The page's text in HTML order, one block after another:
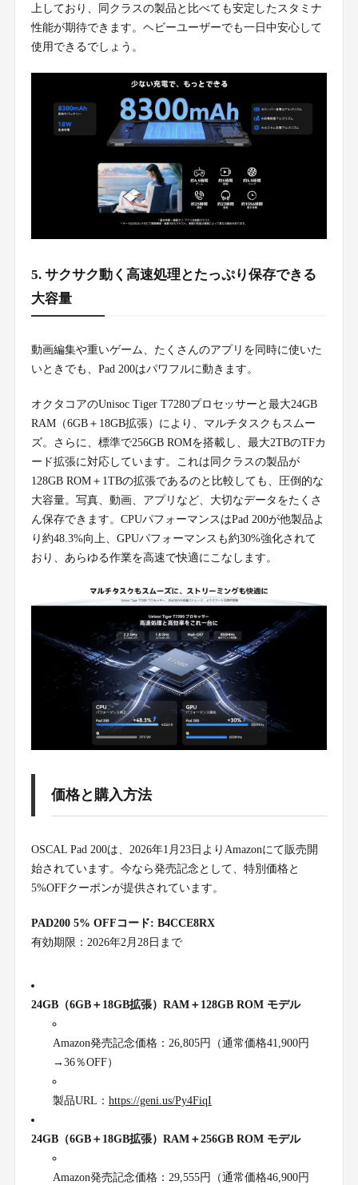
上しており、同クラスの製品と比べても安定したスタミナ
性能が期待できます。ヘビーユーザーでも一日中安心して
使用できるでしょう。
5. サクサク動く高速処理とたっぷり保存できる
大容量
動画編集や重いゲーム、たくさんのアプリを同時に使いた
いときでも、Pad 200はパワフルに動きます。
オクタコアのUnisoc Tiger T7280プロセッサーと最大24GB
RAM（6GB＋18GB拡張）により、マルチタスクもスムー
ズ。さらに、標準で256GB ROMを搭載し、最大2TBのTFカ
ード拡張に対応しています。これは同クラスの製品が
128GB ROM＋1TBの拡張であるのと比較しても、圧倒的な
大容量。写真、動画、アプリなど、大切なデータをたくさ
ん保存できます。CPUパフォーマンスはPad 200が他製品よ
り約48.3%向上、GPUパフォーマンスも約30%強化されて
おり、あらゆる作業を高速で快適にこなします。
価格と購入方法
OSCAL Pad 200は、2026年1月23日よりAmazonにて販売開
始されています。今なら発売記念として、特別価格と
5%OFFクーポンが提供されています。
PAD200 5% OFFコード: B4CCE8RX
有効期限：2026年2月28日まで
24GB（6GB＋18GB拡張）RAM＋128GB ROM モデル
Amazon発売記念価格：26,805円（通常価格41,900円
→36％OFF）
製品URL： https://geni.us/Py4FiqI
24GB（6GB＋18GB拡張）RAM＋256GB ROM モデル
Amazon発売記念価格：29,555円（通常価格46,900円